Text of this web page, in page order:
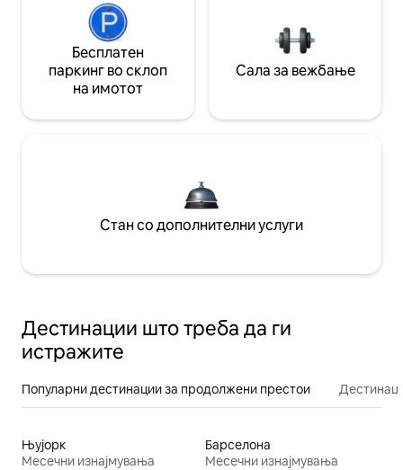
Бесплатен
паркинг во склоп
на имотот
Сала за вежбање
Стан со дополнителни услуги
Дестинации што треба да ги
истражите
Популарни дестинации за продолжени престои
Њујорк
Месечни изнајмувања
Барселона
Месечни изнајмувања